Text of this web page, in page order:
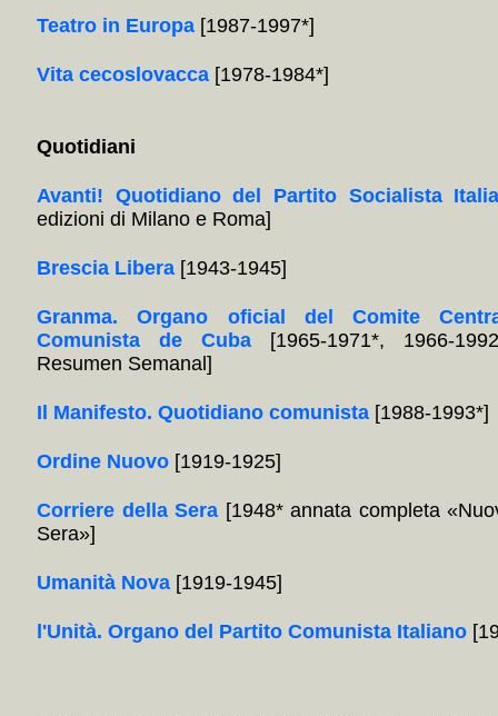
Teatro in Europa [1987-1997*]
Vita cecoslovacca [1978-1984*]
Quotidiani
Avanti! Quotidiano del Partito Socialista
edizioni di Milano e Roma]
Brescia Libera [1943-1945]
Granma. Organo oficial del Comite
Comunista de Cuba [1965-1971*, 1966-
Resumen Semanal]
Il Manifesto. Quotidiano comunista [1988-1993*]
Ordine Nuovo [1919-1925]
Corriere della Sera [1948* annata completa
Sera»]
Umanità Nova [1919-1945]
l'Unità. Organo del Partito Comunista Italiano